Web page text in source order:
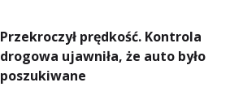
Przekroczył prędkość. Kontrola
drogowa ujawniła, że auto było
poszukiwane